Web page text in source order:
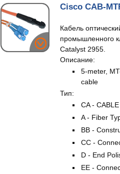
Cisco CAB-
Кабель
промышленного
Catalyst 2955.
Описание:
5-meter,
cable
Тип:
CA -
A - Fiber
BB -
CC -
D - End
EE -